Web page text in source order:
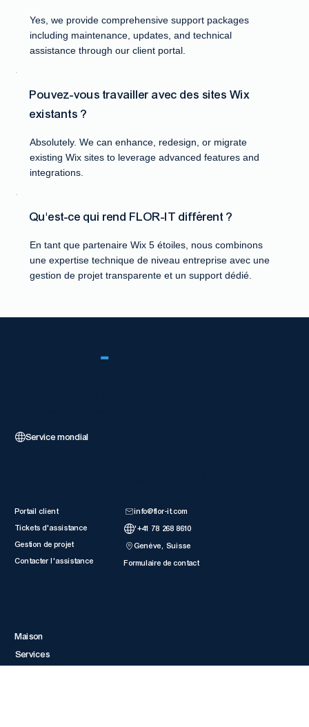
Yes, we provide comprehensive support packages
including maintenance, updates, and technical
assistance through our client portal.
Absolutely. We can enhance, redesign, or migrate
existing Wix sites to leverage advanced features and
integrations.
Pouvez-vous travailler avec des sites Wix
existants ?
En tant que partenaire Wix 5 étoiles, nous combinons
une expertise technique de niveau entreprise avec une
gestion de projet transparente et un support dédié.
Qu'est-ce qui rend FLOR-IT différent ?
-
Service mondial
Portail client
Tickets d'assistance
Gestion de projet
Contacter l'assistance
info@flor-it.com
'+41 78 268 8610
Genève, Suisse
Formulaire de contact
Maison
Services